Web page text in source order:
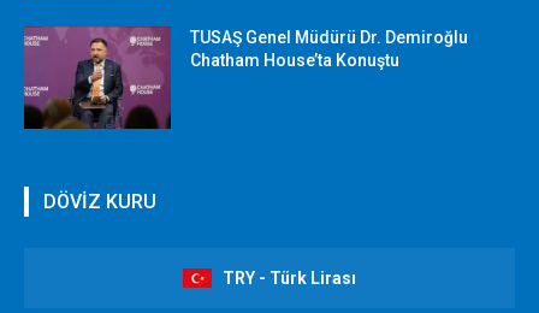
TUSAŞ Genel Müdürü Dr. Demiroğlu
Chatham House’ta Konuştu
DÖVİZ KURU
TRY - Türk Lirası